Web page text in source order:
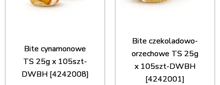
Bite cynamonowe
TS 25g x 105szt-
DWBH [4242008]
Bite czekoladowo-
orzechowe TS 25g
x 105szt-DWBH
[4242001]